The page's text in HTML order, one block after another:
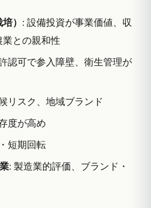
） : 設備投資が事業価値、収
との親和性
認可で参入障壁、衛生管理が
リスク、地域ブランド
度が高め
短期回転
: 製造業的評価、ブランド・